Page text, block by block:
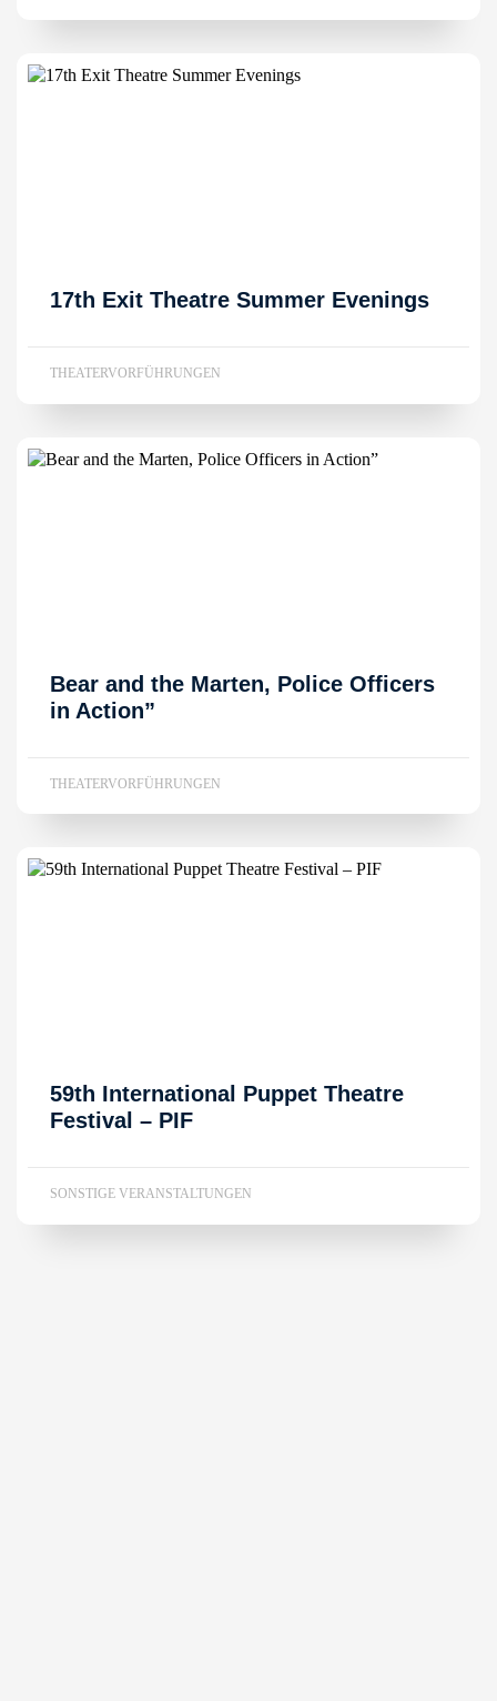
17th Exit Theatre Summer Evenings
THEATERVORFÜHRUNGEN
Bear and the Marten, Police Officers
in Action”
THEATERVORFÜHRUNGEN
59th International Puppet Theatre
Festival – PIF
SONSTIGE VERANSTALTUNGEN